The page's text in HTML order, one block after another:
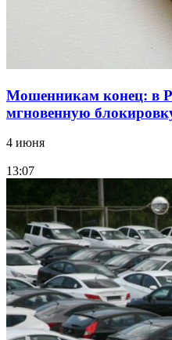
Мошенникам конец: в
мгновенную
4 июня
13:07